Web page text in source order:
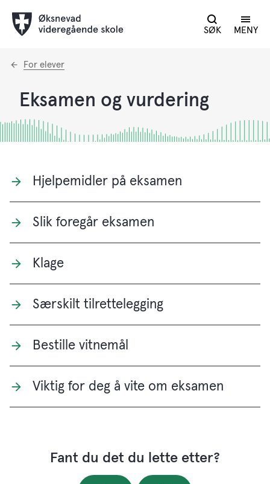
SØK MENY
Du
For elever
Eksamen og vurdering
Hjelpemidler på eksamen
Slik foregår eksamen
Klage
Særskilt tilrettelegging
Bestille vitnemål
Viktig for deg å vite om eksamen
Fant du det du lette etter?